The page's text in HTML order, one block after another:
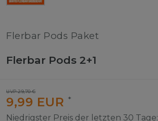
Flerbar Pods Paket
Flerbar Pods 2+1
UVP 29,70 €
9,99 EUR *
Niedrigster Preis der letzten 30 Tage: